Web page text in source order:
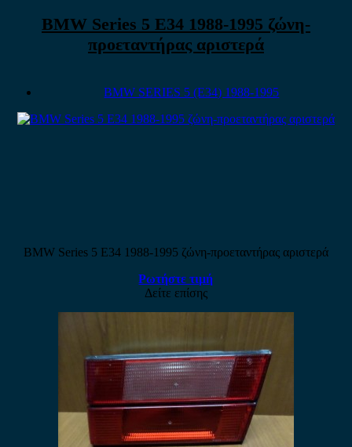
BMW Series 5 E34 1988-1995 ζώνη-
προεταντήρας αριστερά
BMW SERIES 5 (E34) 1988-1995
BMW Series 5 E34 1988-1995 ζώνη-προεταντήρας αριστερά
Ρωτήστε τιμή
Δείτε επίσης